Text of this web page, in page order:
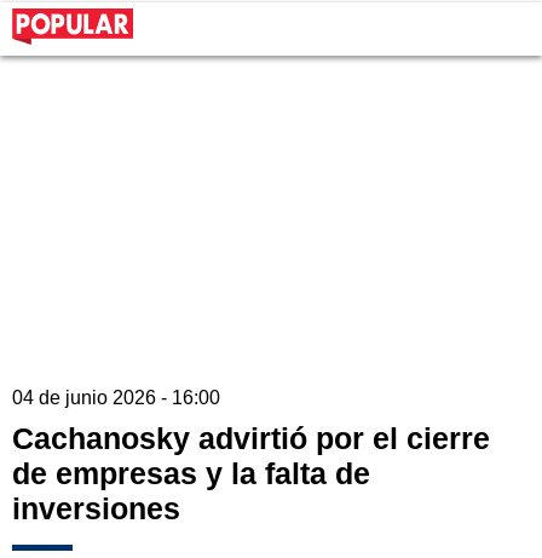
04 de junio 2026 - 16:00
Cachanosky advirtió por el cierre
de empresas y la falta de
inversiones